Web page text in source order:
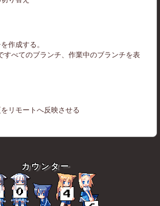
作成する。
すべてのブランチ、作業中のブランチを表
リモートへ反映させる
カウンター